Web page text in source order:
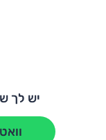
יש לך